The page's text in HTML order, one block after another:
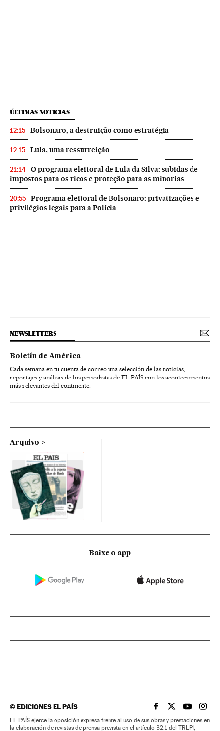
ÚLTIMAS NOTICIAS
12:15 Bolsonaro, a destruição como estratégia
12:15 Lula, uma ressurreição
21:14
O programa eleitoral de Lula da Silva: subidas de
impostos para os ricos e proteção para as minorias
20:55
Programa eleitoral de Bolsonaro: privatizações e
privilégios legais para a Polícia
NEWSLETTERS
Boletín de América
Cada semana en tu cuenta de correo una selección de las noticias,
reportajes y análisis de los periodistas de EL PAÍS con los acontecimientos
más relevantes del continente.
Arquivo
Baixe o app
©EDICIONES EL PAÍS EL PAÍS BRASIL EN
EL PAÍSEL PAÍS
EL
EL PAÍS ejerce la oposición expresa frente al uso de sus obras y prestaciones en
la elaboración de revistas de prensa prevista en el artículo 32.1 del TRLPI;